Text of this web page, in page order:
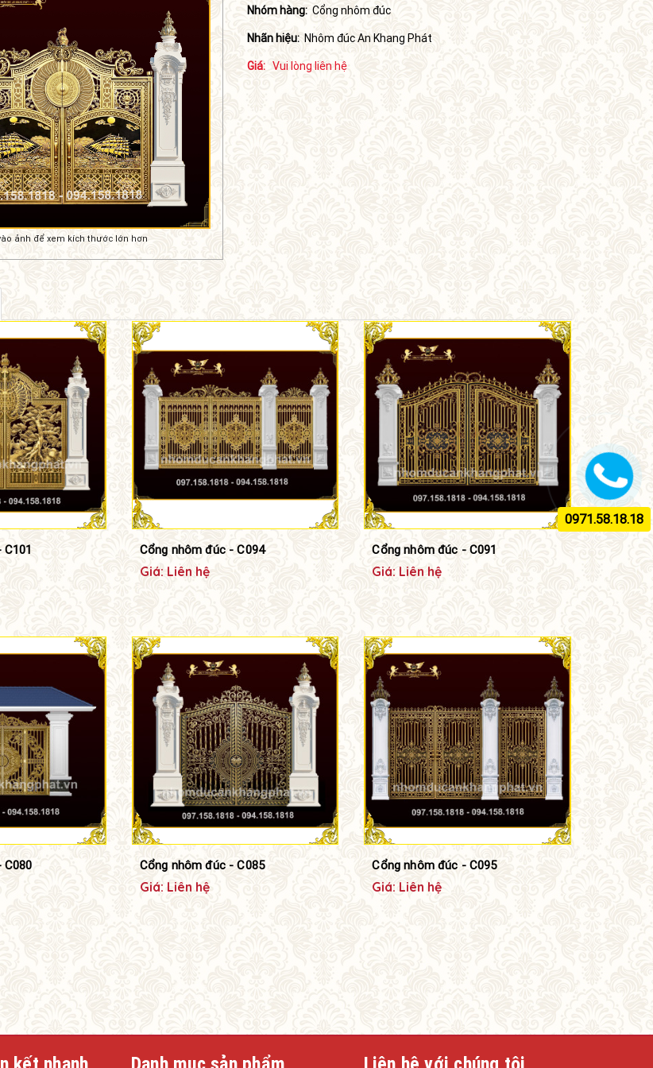
ảnh để xem kích thước lớn hơn
Nhóm hàng: Cổng nhôm đúc
Nhãn hiệu: Nhôm đúc An Khang Phát
Giá: Vui lòng liên hệ
Cổng nhôm đúc - C094
Giá: Liên hệ
Cổng nhôm đúc - C091
Giá: Liên hệ
C080 Cổng nhôm đúc - C085
Giá: Liên hệ
Cổng nhôm đúc - C095
Giá: Liên hệ
kết nhanh Danh mục sản phẩm Liên hệ với chúng tôi
0971.58.18.18